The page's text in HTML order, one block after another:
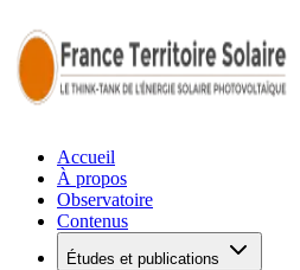
Accueil
À propos
Observatoire
Contenus
Études et publications